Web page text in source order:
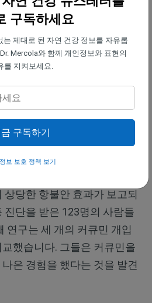
.
and Depression
에 따르면, 불안 장애는 가장
이고 복잡한 위험 요인들로부
6개의 단기 위약 대조 임상 시
은 커큐민이 “우울증 환자들
견디며 효과적인 것으로 보인
우울제’로 작용할 수 있다는
상당한 항불안 효과가 보고되
진단을 받은 123명의 사람들
연구는 세 개의 커큐민 개입
했습니다. 그들은 커큐민을
은 경험을 했다는 것을 발견
구독하세요
제대로 된 자연 건강 정보를 자유롭
Mercola와 함께 개인정보와 표현의
를 지켜보세요.
구독하기
보 보호 정책 보기